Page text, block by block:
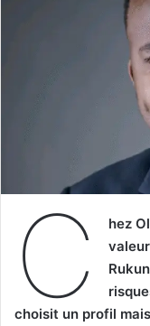
C
hez
choisit un profil